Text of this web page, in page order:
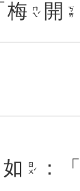
梅 ㄇㄟˊ 開 ㄎㄞ
如 ㄖㄨˊ ：